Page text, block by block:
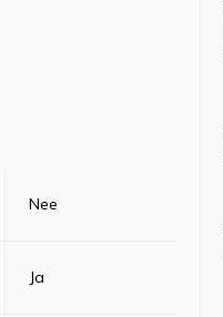
Nee
Ja